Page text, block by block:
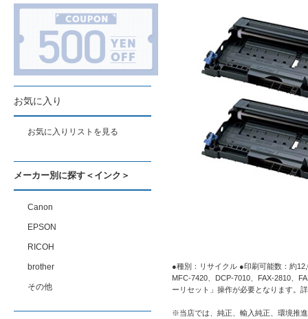
●種別：リサイクル ●印刷可能数：約
MFC-7420、DCP-7010、FAX-2810、
ーリセット」操作が必要となります。
※当店では、純正、輸入純正、環境推
お気に入り
お気に入りリストを見る
メーカー別に探す＜インク＞
Canon
EPSON
RICOH
brother
その他